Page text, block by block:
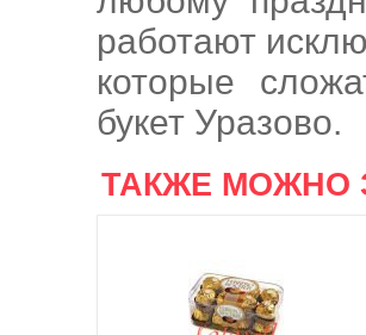
работают
которые
букет Уразово.
ТАКЖЕ МОЖНО